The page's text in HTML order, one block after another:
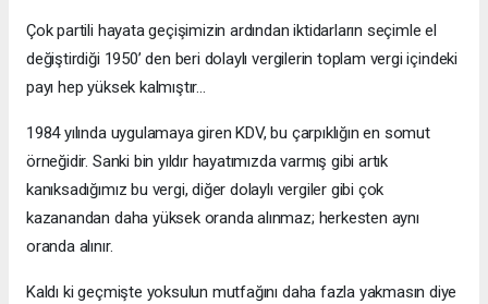
Çok partili hayata geçişimizin ardından iktidarların seçimle el
değiştirdiği 1950’ den beri dolaylı vergilerin toplam vergi içindeki
payı hep yüksek kalmıştır…
1984 yılında uygulamaya giren KDV, bu çarpıklığın en somut
örneğidir. Sanki bin yıldır hayatımızda varmış gibi artık
kanıksadığımız bu vergi, diğer dolaylı vergiler gibi çok
kazanandan daha yüksek oranda alınmaz; herkesten aynı
oranda alınır.
Kaldı ki geçmişte yoksulun mutfağını daha fazla yakmasın diye